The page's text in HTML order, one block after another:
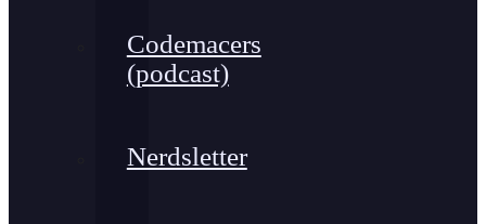
Codemacers
(podcast)
Nerdsletter